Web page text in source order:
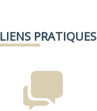
LIENS PRATIQUES